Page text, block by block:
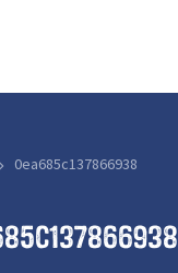
0ea685c137866938